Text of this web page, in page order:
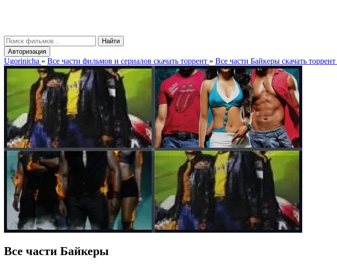
Найти
Авторизация
Ugorinicha » Все части фильмов и сериалов скачать торрент » Все части Байкеры скачать
Все части Байкеры